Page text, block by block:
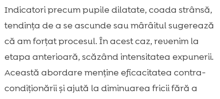
Indicatori precum pupile dilatate, coada strânsă,
tendința de a se ascunde sau mârâitul sugerează
că am forțat procesul. În acest caz, revenim la
etapa anterioară, scăzând intensitatea expunerii.
Această abordare menține eficacitatea contra-
condiționării și ajută la diminuarea fricii fără a